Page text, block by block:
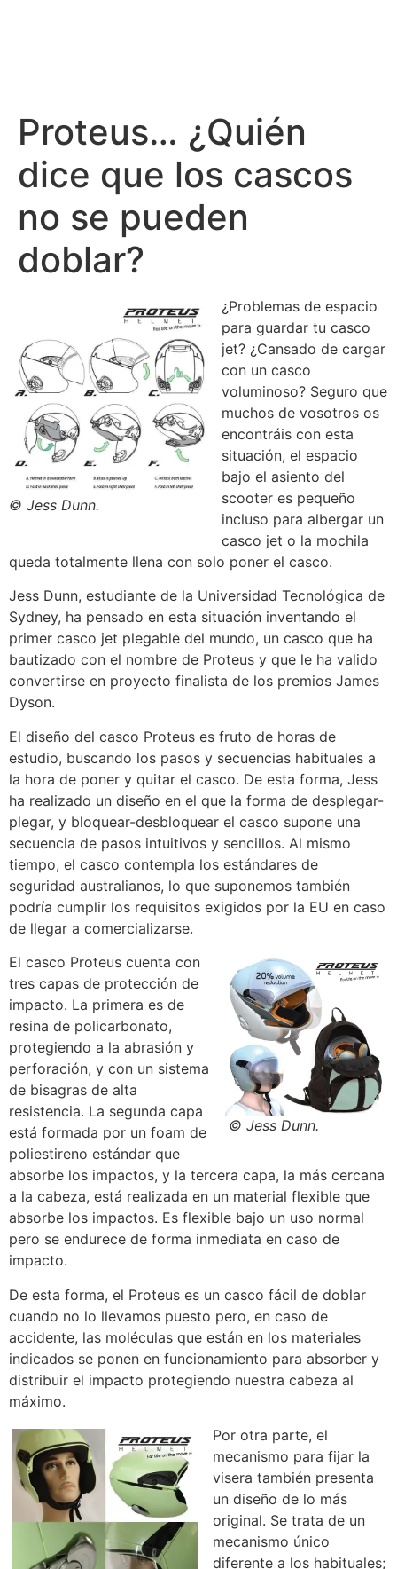
Proteus… ¿Quién
dice que los cascos
no se pueden
doblar?
© Jess Dunn.
¿Problemas de espacio
para guardar tu casco
jet? ¿Cansado de cargar
con un casco
voluminoso? Seguro que
muchos de vosotros os
encontráis con esta
situación, el espacio
bajo el asiento del
scooter es pequeño
incluso para albergar un
casco jet o la mochila
queda totalmente llena con solo poner el casco.
Jess Dunn, estudiante de la Universidad Tecnológica de
Sydney, ha pensado en esta situación inventando el
primer casco jet plegable del mundo, un casco que ha
bautizado con el nombre de Proteus y que le ha valido
convertirse en proyecto finalista de los premios James
Dyson.
El diseño del casco Proteus es fruto de horas de
estudio, buscando los pasos y secuencias habituales a
la hora de poner y quitar el casco. De esta forma, Jess
ha realizado un diseño en el que la forma de desplegar-
plegar, y bloquear-desbloquear el casco supone una
secuencia de pasos intuitivos y sencillos. Al mismo
tiempo, el casco contempla los estándares de
seguridad australianos, lo que suponemos también
podría cumplir los requisitos exigidos por la EU en caso
de llegar a comercializarse.
© Jess Dunn.
El casco Proteus cuenta con
tres capas de protección de
impacto. La primera es de
resina de policarbonato,
protegiendo a la abrasión y
perforación, y con un sistema
de bisagras de alta
resistencia. La segunda capa
está formada por un foam de
poliestireno estándar que
absorbe los impactos, y la tercera capa, la más cercana
a la cabeza, está realizada en un material flexible que
absorbe los impactos. Es flexible bajo un uso normal
pero se endurece de forma inmediata en caso de
impacto.
De esta forma, el Proteus es un casco fácil de doblar
cuando no lo llevamos puesto pero, en caso de
accidente, las moléculas que están en los materiales
indicados se ponen en funcionamiento para absorber y
distribuir el impacto protegiendo nuestra cabeza al
máximo.
Por otra parte, el
mecanismo para fijar la
visera también presenta
un diseño de lo más
original. Se trata de un
mecanismo único
diferente a los habituales;